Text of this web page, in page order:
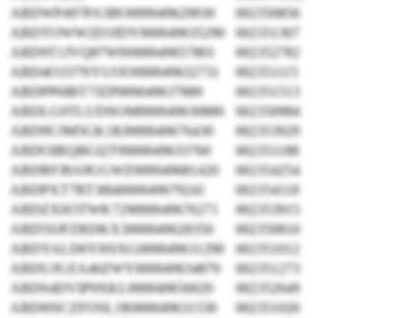
ABDWP497PA5BO000049629030
002350856
ABDTOWW2D3JDY000049635290
002351307
ABD9T1JVQ87WH000049657801
002352782
ABD4O337NYUOO000049632731
002351115
ABDPP6IBT7JZP000049637880
002351513
ABDLG0TLUDSOM000049630880
002350984
ABD9UJM5GK1RJ000049676430
002353929
ABDOIRQBGI2T0000049633760
002351188
ABDRFJ8A9GGWZ000049681420
002354254
ABDPXT7RT38I4000049679241
002354118
ABDZXH3TWK729000049676271
002353915
ABD5SJFZRDKX3000049628350
002350810
ABDYALD6YHSXG000049631290
002351012
ABDUJGZA46ZWY000049634870
002351273
ABDS4DVIP9XKL000049656020
002352649
ABDHSCZFOSL1R000049631530
002351026